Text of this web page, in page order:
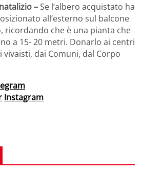
–Se l’albero acquistato ha
all’esterno sul balcone
ricordando che è una pianta che
a 15- 20 metri. Donarlo ai centri
dai Comuni, dal Corpo
Instagram